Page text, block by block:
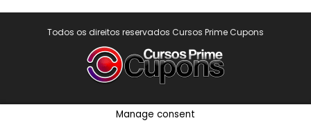
Todos os direitos reservados Cursos Prime Cupons
Manage consent